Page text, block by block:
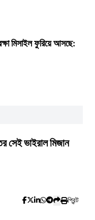
মিসাইল ফুরিয়ে আসছে:
সেই ভাইরাল মিজান
প্রিন্ট